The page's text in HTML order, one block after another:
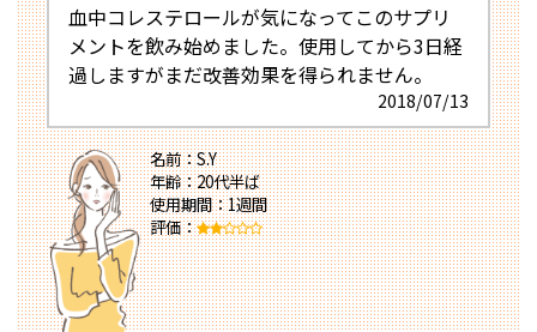
血中コレステロールが気になってこのサプリ
メントを飲み始めました。使用してから3日経
過しますがまだ改善効果を得られません。
2018/07/13
名前：S.Y
年齢：20代半ば
使用期間：1週間
評価：